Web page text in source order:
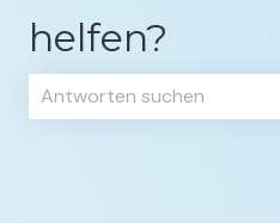
helfen?